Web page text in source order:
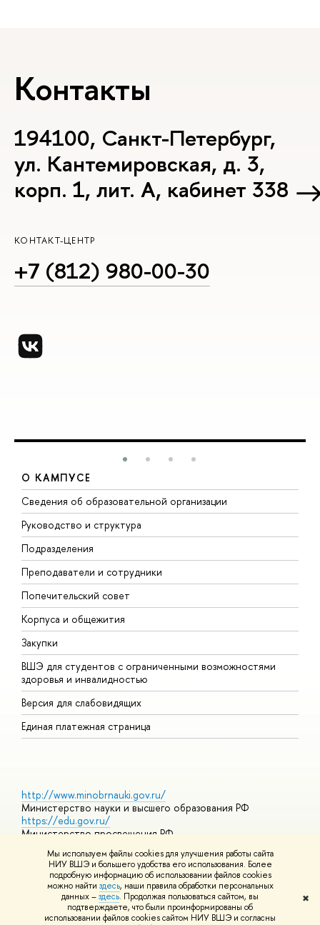
Мы используем файлы cookies для улучшения работы сайта
НИУ ВШЭ и большего удобства его использования. Более
подробную информацию об использовании файлов cookies
можно найти здесь, наши правила обработки персональных
данных –здесь. Продолжая пользоваться сайтом, вы
подтверждаете, что были проинформированы об
использовании файлов cookies сайтом НИУ ВШЭ и согласны
✖
Контакты
194100, Санкт-Петербург,
ул. Кантемировская, д. 3,
корп. 1, лит. А, кабинет 338
КОНТАКТ-ЦЕНТР
+7 (812) 980-00-30
О КАМПУСЕ
Сведения об образовательной организации
Руководство и структура
Подразделения
Преподаватели и сотрудники
Попечительский совет
Корпуса и общежития
Закупки
ВШЭ для студентов с ограниченными возможностями
здоровья и инвалидностью
Версия для слабовидящих
Единая платежная страница
http://www.minobrnauki.gov.ru/
Министерство науки и высшего образования РФ
https://edu.gov.ru/
Министерство просвещения РФ
https://elearning.hse.ru/mooc
Массовые открытые онлайн-курсы
© НИУ ВШЭ 1993–2026 Адреса и контактыУсловия
использования материалов Политика конфиденциальности